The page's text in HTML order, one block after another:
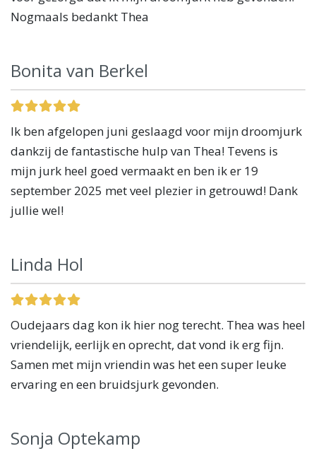
Nogmaals bedankt Thea
Bonita van Berkel
Ik ben afgelopen juni geslaagd voor mijn droomjurk
dankzij de fantastische hulp van Thea! Tevens is
mijn jurk heel goed vermaakt en ben ik er 19
september 2025 met veel plezier in getrouwd! Dank
jullie wel!
Linda Hol
Oudejaars dag kon ik hier nog terecht. Thea was heel
vriendelijk, eerlijk en oprecht, dat vond ik erg fijn.
Samen met mijn vriendin was het een super leuke
ervaring en een bruidsjurk gevonden.
Sonja Optekamp